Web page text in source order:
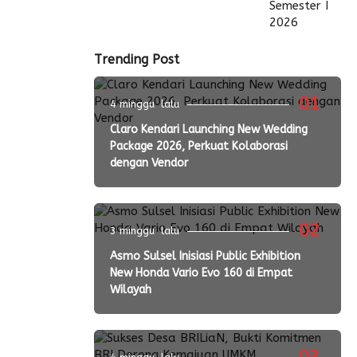
Trending Post
01
4 minggu lalu
Claro Kendari Launching New Wedding
Package 2026, Perkuat Kolaborasi
dengan Vendor
02
3 minggu lalu
Asmo Sulsel Inisiasi Public Exhibition
New Honda Vario Evo 160 di Empat
Wilayah